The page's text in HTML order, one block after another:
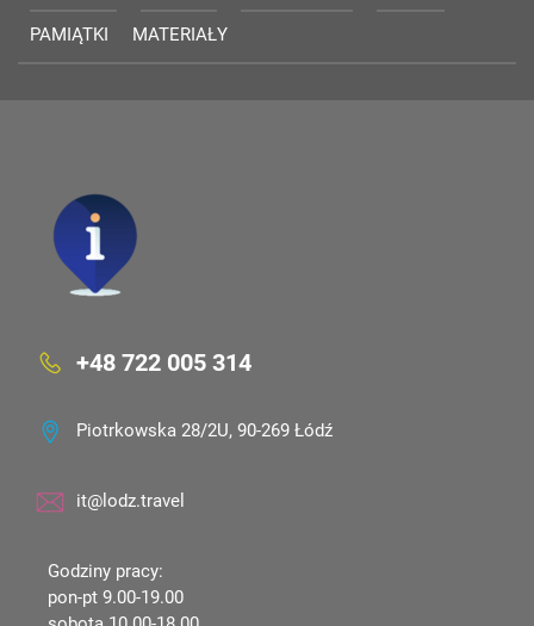
PAMIĄTKI MATERIAŁY
+48 722 005 314
Piotrkowska 28/2U, 90-269 Łódź
it@lodz.travel
Godziny pracy:
pon-pt 9.00-19.00